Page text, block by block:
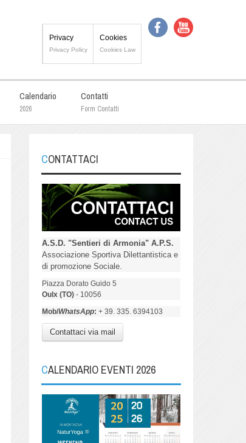
Privacy
Privacy Policy
Cookies
Cookies Law
Calendario
2026
Contatti
Form Contatti
CONTATTACI
A.S.D. "Sentieri di Armonia" A.P.S.
Associazione Sportiva Dilettantistica e
di promozione Sociale.
Piazza Dorato Guido 5
Oulx (TO)- 10056
Mob/WhatsApp: + 39. 335. 6394103
Contattaci via mail
CALENDARIO EVENTI 2026